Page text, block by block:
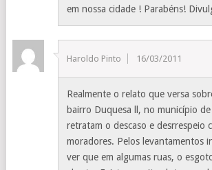
em nossa cidade ! Parabéns!
Haroldo Pinto 16/03/2011
Realmente o relato que versa
bairro Duquesa ll, no município
retratam o descaso e desrrespeio
moradores. Pelos levantamentos
ver que em algumas ruas, o